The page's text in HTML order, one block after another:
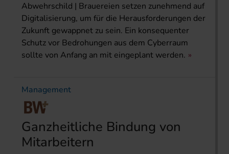
Abwehrschild | Brauereien setzen zunehmend auf
Digitalisierung, um für die Herausforderungen der
Zukunft gewappnet zu sein. Ein konsequenter
Schutz vor Bedrohungen aus dem Cyberraum
sollte von Anfang an mit eingeplant werden.
Management
Ganzheitliche Bindung von
Mitarbeitern